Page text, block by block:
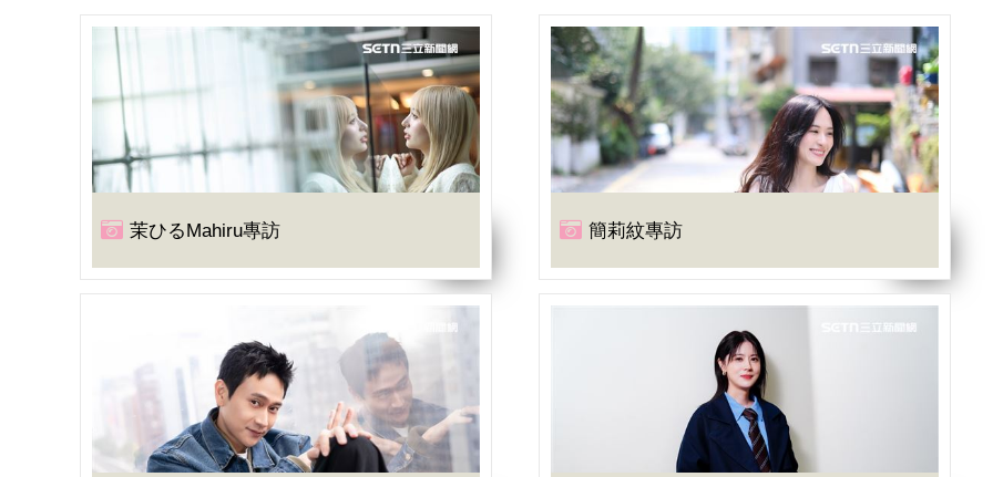
茉ひるMahiru專訪 簡莉紋專訪